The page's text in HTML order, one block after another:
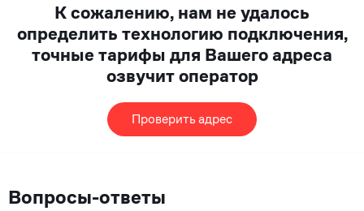
К сожалению, нам не удалось
определить технологию подключения,
точные тарифы для Вашего адреса
озвучит оператор
Проверить адрес
Вопросы-ответы